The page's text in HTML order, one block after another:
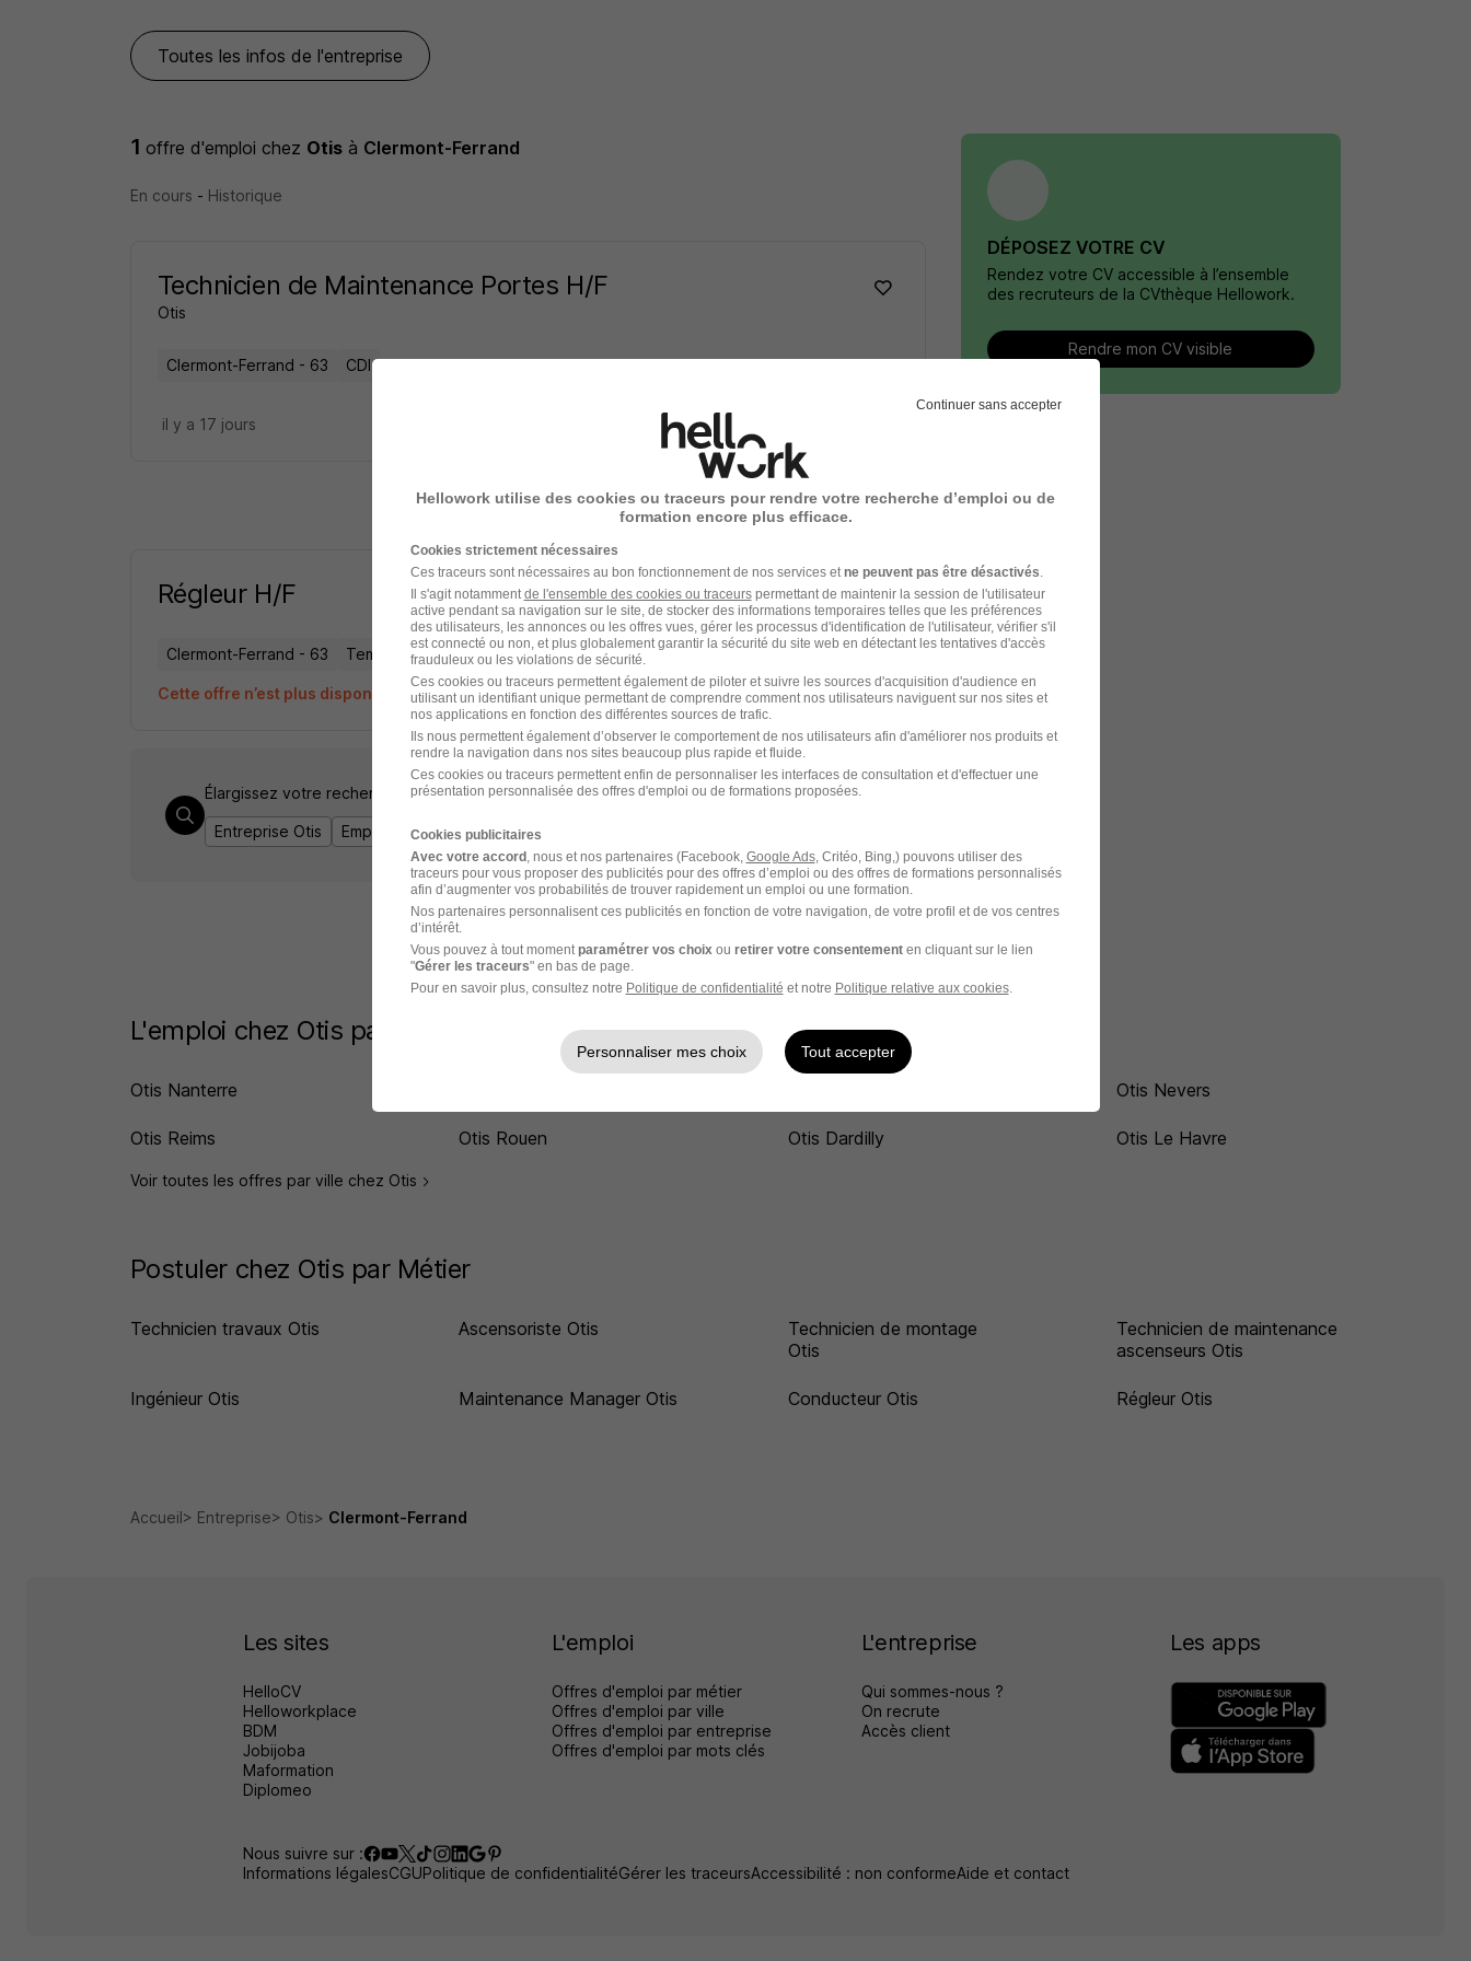
Toutes les infos de l'entreprise
1offre d'emploichez Otis à Clermont-Ferrand
En cours - Historique
Technicien de Maintenance Portes H/F
Otis
Clermont-Ferrand - 63 CDI
il y a 17 jours
Régleur H/F
Clermont-Ferrand - 63 Temps partiel
Cette offre n’est plus disponible depuis le 20/07/26
Élargissez votre recherche chezOtisou àClermont-Ferrand
Entreprise Otis Emploi Clermont-Ferrand Entreprise Clermont-Ferrand
DÉPOSEZ VOTRE CV
Rendez votre CV accessible à l’ensemble
des recruteurs de la CVthèque Hellowork.
Rendre mon CV visible
L'emploi chez Otis par Ville
Otis Nanterre Otis Nevers
Otis Reims Otis Rouen Otis Dardilly Otis Le Havre
Voir toutes les offres par ville chez Otis
Postuler chez Otis par Métier
Technicien travaux Otis Ascensoriste Otis
Technicien de montage
Otis
Technicien de maintenance
ascenseurs Otis
Ingénieur Otis Maintenance Manager Otis Conducteur Otis Régleur Otis
Accueil Entreprise Otis Clermont-Ferrand
Les sites
HelloCV
Helloworkplace
BDM
Jobijoba
Maformation
Diplomeo
L'emploi
Offres d'emploi par métier
Offres d'emploi par ville
Offres d'emploi par entreprise
Offres d'emploi par mots clés
L'entreprise
Qui sommes-nous ?
On recrute
Accès client
Les apps
Nous suivre sur :
Informations légalesCGUPolitique de confidentialitéGérer les traceursAccessibilité : non conformeAide et contact
Continuer sans accepter
Hellowork utilise des cookies ou traceurs pour rendre votre recherche d’emploi ou de
formation encore plus efficace.
Cookies strictement nécessaires
Ces traceurs sont nécessaires au bon fonctionnement de nos services etne peuvent pas être désactivés.
Il s'agit notammentde l'ensemble des cookies ou traceurspermettant de maintenir la session de l'utilisateur
active pendant sa navigation sur le site, de stocker des informations temporaires telles que les préférences
des utilisateurs, les annonces ou les offres vues, gérer les processus d'identification de l'utilisateur, vérifier s'il
est connecté ou non, et plus globalement garantir la sécurité du site web en détectant les tentatives d'accès
frauduleux ou les violations de sécurité.
Ces cookies ou traceurs permettent également de piloter et suivre les sources d'acquisition d'audience en
utilisant un identifiant unique permettant de comprendre comment nos utilisateurs naviguent sur nos sites et
nos applications en fonction des différentes sources de trafic.
Ils nous permettent également d’observer le comportement de nos utilisateurs afin d'améliorer nos produits et
rendre la navigation dans nos sites beaucoup plus rapide et fluide.
Ces cookies ou traceurs permettent enfin de personnaliser les interfaces de consultation et d'effectuer une
présentation personnalisée des offres d'emploi ou de formations proposées.
Cookies publicitaires
Avec votre accord , nous et nos partenaires (Facebook, Google Ads, Critéo, Bing,) pouvons utiliser des
traceurs pour vous proposer des publicités pour des offres d’emploi ou des offres de formations personnalisés
afin d’augmenter vos probabilités de trouver rapidement un emploi ou une formation.
Nos partenaires personnalisent ces publicités en fonction de votre navigation, de votre profil et de vos centres
d’intérêt.
Vous pouvez à tout momentparamétrer vos choixou retirer votre consentementen cliquant sur le lien
"Gérer les traceurs" en bas de page.
Pour en savoir plus, consultez notre Politique de confidentialité et notre Politique relative aux cookies.
Personnaliser mes choix Tout accepter